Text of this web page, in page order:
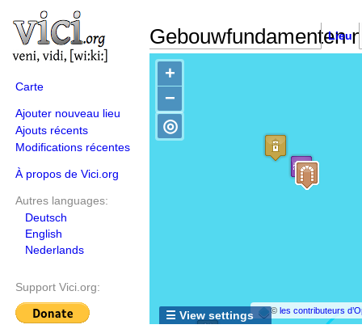
Carte
Ajouter nouveau lieu
Ajouts récents
Modifications récentes
À propos de Vici.org
Autres languages:
Deutsch
English
Nederlands
Support Vici.org:
Gebouwfundamenten
Lieu
+
−
©les contributeurs
◎
☰ View settings